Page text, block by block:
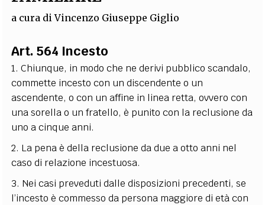
EXTRA
SOCIAL MEDIA
a cura diVincenzo Giuseppe Giglio
Art. 564 Incesto
1. Chiunque, in modo che ne derivi pubblico scandalo,
commette incesto con un discendente o un
ascendente, o con un affine in linea retta, ovvero con
una sorella o un fratello, è punito con la reclusione da
uno a cinque anni.
2. La pena è della reclusione da due a otto anni nel
caso di relazione incestuosa.
3. Nei casi preveduti dalle disposizioni precedenti, se
l’incesto è commesso da persona maggiore di età con